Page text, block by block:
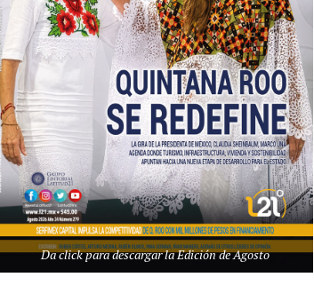
entre andere wunder. Por supuesto, nadie contaba
llevándose cuatro de orégano y poniendo en aprieto
país al regresar a casa, pero esa es otra historia de
tecnológica, política, ética y moralmente superiores
años después, los amigos de la humanidad invadieron
y en esta edición, se jugarán 13 partidos en casa y no 52
se ve en las calles, en los cafés, en las escuelas y en
la mayoría ha decidido que muchas gracias, que este
pero es real en comparación con la inocencia infantil
decimonónico o ni siquiera las agencias de publicidad
Da click para descargar la Edición de Agosto